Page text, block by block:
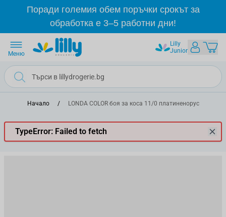
Прескачане към съдържанието
Поради големия обем поръчки срокът за
обработка е 3–5 работни дни!
Lilly
Junior
Меню
Начало / LONDA COLOR боя за коса 11/0 платиненорус
TypeError: Failed to fetch